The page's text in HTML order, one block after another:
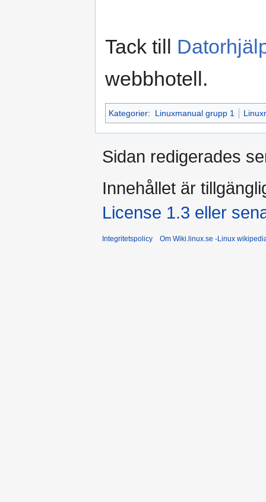
Tack till
webbhotell.
Kategorier: Linuxmanual grupp 1
Sidan redigerades
Innehållet är
License 1.3 eller
Integritetspolicy Om Wiki.linux.se -Linux